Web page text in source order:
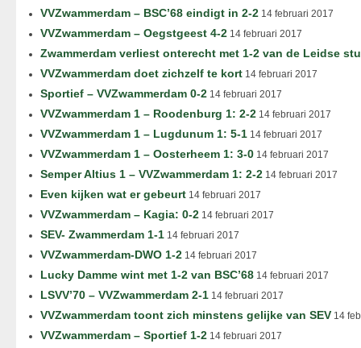
VVZwammerdam – BSC’68 eindigt in 2-2 14 februari 2017
VVZwammerdam – Oegstgeest 4-2 14 februari 2017
Zwammerdam verliest onterecht met 1-2 van de Leidse
VVZwammerdam doet zichzelf te kort 14 februari 2017
Sportief – VVZwammerdam 0-2 14 februari 2017
VVZwammerdam 1 – Roodenburg 1: 2-2 14 februari 2017
VVZwammerdam 1 – Lugdunum 1: 5-1 14 februari 2017
VVZwammerdam 1 – Oosterheem 1: 3-0 14 februari 2017
Semper Altius 1 – VVZwammerdam 1: 2-2 14 februari 2017
Even kijken wat er gebeurt 14 februari 2017
VVZwammerdam – Kagia: 0-2 14 februari 2017
SEV- Zwammerdam 1-1 14 februari 2017
VVZwammerdam-DWO 1-2 14 februari 2017
Lucky Damme wint met 1-2 van BSC’68 14 februari 2017
LSVV’70 – VVZwammerdam 2-1 14 februari 2017
VVZwammerdam toont zich minstens gelijke van SEV 14
VVZwammerdam – Sportief 1-2 14 februari 2017